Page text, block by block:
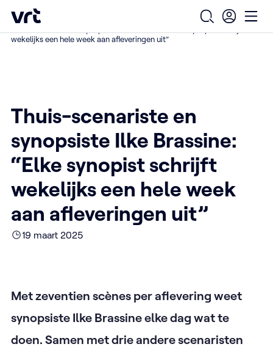
Ga naar de hoofdinhoud
VRT (home)
Open
Home /
wekelijks een hele week aan afleveringen uit”
Thuis-scenariste en
synopsiste Ilke Brassine:
“Elke synopist schrijft
wekelijks een hele week
aan afleveringen uit”
19 maart 2025
Met zeventien scènes per aflevering weet
synopsiste Ilke Brassine elke dag wat te
doen. Samen met drie andere scenaristen